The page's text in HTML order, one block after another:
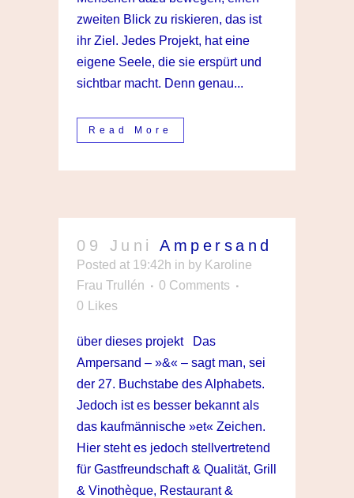
zweiten Blick zu riskieren, das ist
ihr Ziel. Jedes Projekt, hat eine
eigene Seele, die sie erspürt und
sichtbar macht. Denn genau...
Read More
09 Juni Ampersand
Posted at 19:42h in by Karoline
Frau Trullén
0 Comments
0
Likes
über dieses projekt Das
Ampersand – »&« – sagt man, sei
der 27. Buchstabe des Alphabets.
Jedoch ist es besser bekannt als
das kaufmännische »et« Zeichen.
Hier steht es jedoch stellvertretend
für Gastfreundschaft & Qualität, Grill
& Vinothèque, Restaurant &